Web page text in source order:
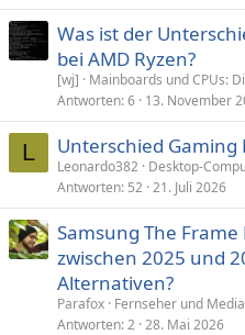
Was ist der
bei AMD Ryzen?
[wj]
Mainboards und CPUs:
Antworten 6 13. November
L Unterschied Gaming
Leonardo382 Desktop-
Antworten 52 21. Juli 2026
Samsung The
zwischen 2025 und
Alternativen?
Parafox Fernseher und
Antworten 2 28. Mai 2026